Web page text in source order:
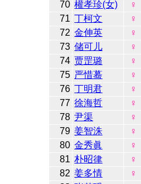
70 權孝珍(女) ♀
71 丁柯文 ♀
72 金伸英 ♀
73 储可儿 ♀
74 贾罡璐 ♀
75 严惜蓦 ♀
76 丁明君 ♀
77 徐海哲 ♀
78 尹渠 ♀
79 姜智洙 ♀
80 金秀眞 ♀
81 朴昭律 ♀
82 姜多情 ♀